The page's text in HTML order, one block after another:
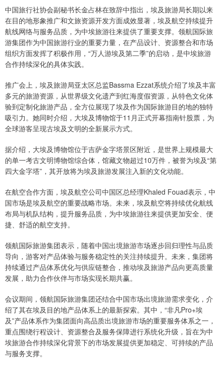
中国旅行社协会副秘书长金占林在致辞中指出，埃及旅游局长期以来
在目的地形象推广和文旅资源开发方面成效显著，埃及航空持续提升
航线网络与服务品质，为中埃旅游往来提供了重要支撑。领航国际旅
游集团作为中国旅游行业的重要力量，在产品设计、资源整合和市场
组织方面发挥了积极作用，“万人游埃及第二季”的启动，是中埃旅游
合作持续深化的具体实践。
推广会上，埃及旅游局亚太区总监Bassma Ezzat系统介绍了埃及丰富
多元的旅游资源，从世界级文化遗产到红海度假资源，从特色文化体
验到定制化旅游产品，全方位展现了埃及作为国际旅游目的地的独特
吸引力。她同时介绍，大埃及博物馆于11月正式开幕指南针股票，为
全球游客呈现古埃及文明的全新展示方式。
据介绍，大埃及博物馆位于吉萨金字塔景区附近，是世界上规模最大
的单一考古文明博物馆综合体，馆藏文物超过10万件，被誉为埃及“第
四大金字塔”，其开放将为埃及旅游发展注入新的文化动能。
在航空合作方面，埃及航空公司中国区总经理Khaled Fouad表示，中
国市场是埃及航空的重要战略市场。未来，埃及航空将持续优化航线
布局与机队结构，提升服务品质，为中埃旅游往来提供更加安全、便
捷、舒适的航空支持。
领航国际旅游集团表示，随着中国出境旅游市场逐步回归理性与品质
导向，游客对产品体验与服务稳定性的关注持续提升。未来，集团将
持续通过产品体系优化与供应链整合，推动埃及旅游产品向更高质量
发展，助力合作伙伴与市场实现长期共赢。
会议期间，领航国际旅游集团还结合中国市场出境旅游需求变化，介
绍了其在埃及目的地产品体系上的最新探索。其中，“非凡Pro+埃
及”产品体系作为集团面向高品质出境旅游市场的重要服务体系之一，
重点围绕行程设计、资源整合及服务保障进行系统化升级，旨在为中
埃旅游合作持续深化背景下的市场发展提供更加稳定、可持续的产品
与服务支撑。